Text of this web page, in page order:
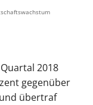
2018
gegenüber
übertraf